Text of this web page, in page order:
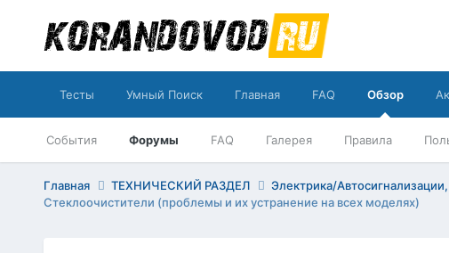
Тесты Умный Поиск Главная FAQ Обзор
События Форумы FAQ Галерея Правила
Главная ТЕХНИЧЕСКИЙ РАЗДЕЛ
Электрика/
Стеклоочистители (проблемы и их устранение на всех моделях)